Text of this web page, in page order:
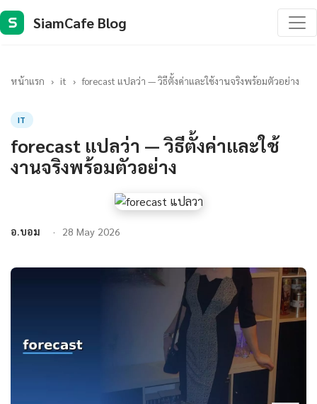
S SiamCafe Blog
หน้าแรก › it › forecast แปลว่า — วิธีตั้งค่าและใช้งานจริงพร้อมตัวอย่าง
IT
forecast แปลว่า — วิธีตั้งค่าและใช้
งานจริงพร้อมตัวอย่าง
อ.บอม 28 May 2026